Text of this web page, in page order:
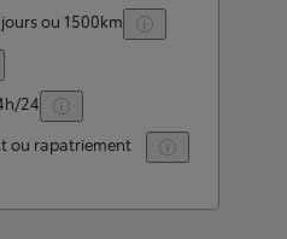
ou 1500km
24
ou rapatriement